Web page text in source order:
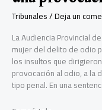
Tribunales/Deja un
La Audiencia Provincial
mujer del delito de odio
los insultos que
provocación al odio, a la
tipo penal. En una